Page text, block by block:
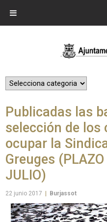
Publicadas las
selección de los
ocupar la
Greuges
JULIO)
22 junio 2017 Burjassot